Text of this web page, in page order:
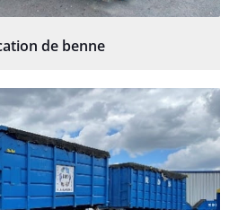
de benne